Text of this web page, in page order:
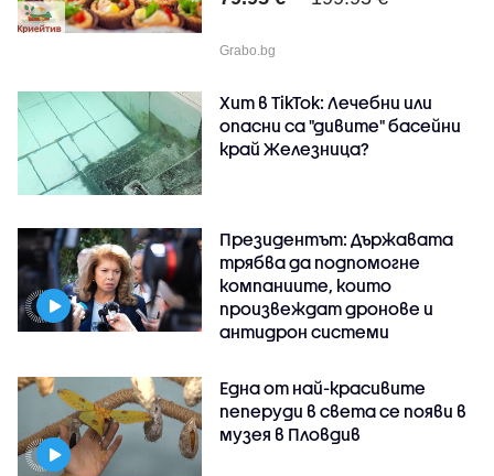
Grabo.bg
Хит в TikTok: Лечебни или
опасни са "дивите" басейни
край Железница?
Президентът: Държавата
трябва да подпомогне
компаниите, които
произвеждат дронове и
антидрон системи
Една от най-красивите
пеперуди в света се появи в
музея в Пловдив